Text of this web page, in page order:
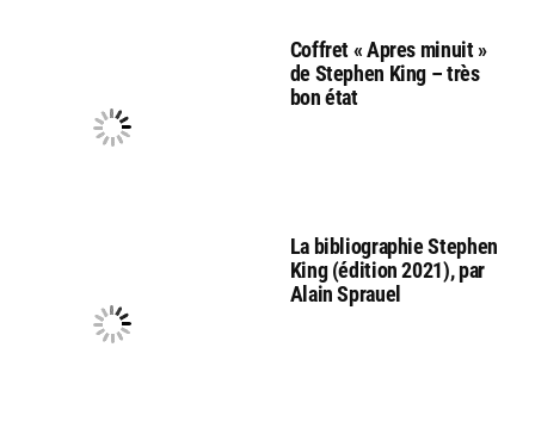
Coffret « Apres minuit »
de Stephen King – très
bon état
La bibliographie Stephen
King (édition 2021), par
Alain Sprauel